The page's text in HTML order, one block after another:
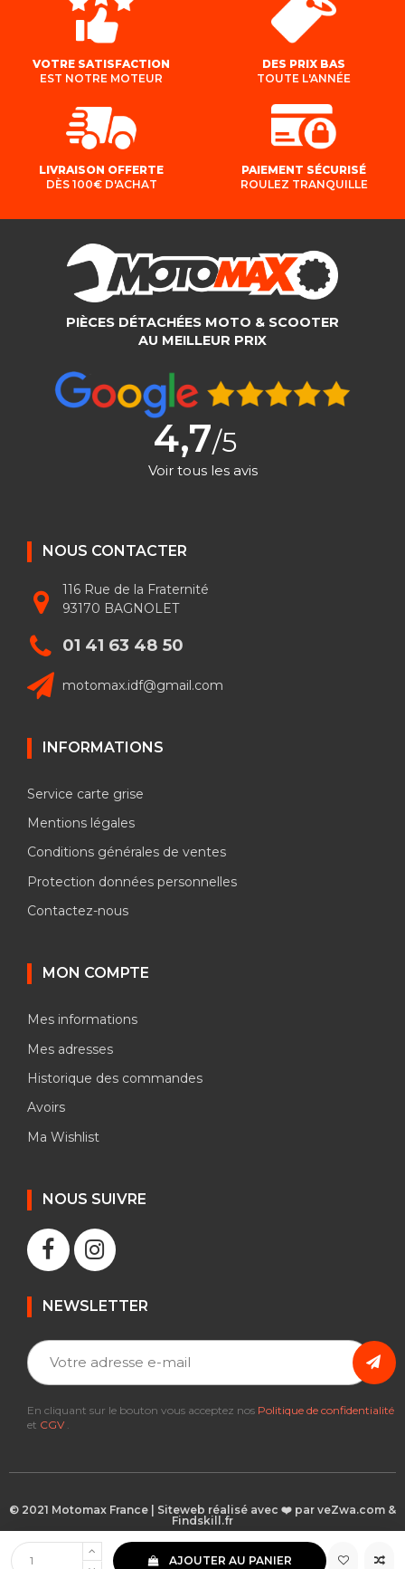
AJOUTER AU PANIER
VOTRE SATISFACTION
EST NOTRE MOTEUR
DES PRIX BAS
TOUTE L'ANNÉE
LIVRAISON OFFERTE
DÈS 100€ D'ACHAT
PAIEMENT SÉCURISÉ
ROULEZ TRANQUILLE
PIÈCES DÉTACHÉES MOTO & SCOOTER
AU MEILLEUR PRIX
4,7/5
Voir tous les avis
NOUS CONTACTER
116 Rue de la Fraternité
93170 BAGNOLET
01 41 63 48 50
motomax.idf@gmail.com
INFORMATIONS
Service carte grise
Mentions légales
Conditions générales de ventes
Protection données personnelles
Contactez-nous
MON COMPTE
Mes informations
Mes adresses
Historique des commandes
Avoirs
Ma Wishlist
NOUS SUIVRE
NEWSLETTER
En cliquant sur le bouton vous acceptez nos Politique de confidentialité
et CGV
© 2021 Motomax France | Siteweb réalisé avec ❤️ par veZwa.com &
Findskill.fr